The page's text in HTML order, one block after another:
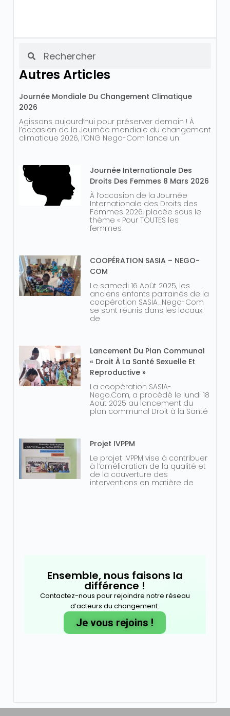
Autres Articles
Journée Mondiale Du Changement Climatique
2026
Agissons aujourd’hui pour préserver demain ! À
l’occasion de la Journée mondiale du changement
climatique 2026, l’ONG Nego-Com lance un
Journée Internationale Des
Droits Des Femmes 8 Mars 2026
À l’occasion de la Journée
Internationale des Droits des
Femmes 2026, placée sous le
thème « Pour TOUTES les
femmes
COOPÉRATION SASIA – NEGO-
COM
Le samedi 16 Août 2025, les
anciens enfants parrainés de la
coopération SASIA_Nego-Com
se sont réunis dans les locaux
de
Lancement Du Plan Communal
« Droit À La Santé Sexuelle Et
Reproductive »
La coopération SASIA-
Nego.Com, a procédé le lundi 18
Aout 2025 au lancement du
plan communal Droit à la Santé
Projet IVPPM
Le projet IVPPM vise à contribuer
à l’amélioration de la qualité et
de la couverture des
interventions en matière de
Ensemble, nous faisons la
différence !
Contactez-nous pour rejoindre notre réseau
d’acteurs du changement.
Je vous rejoins !